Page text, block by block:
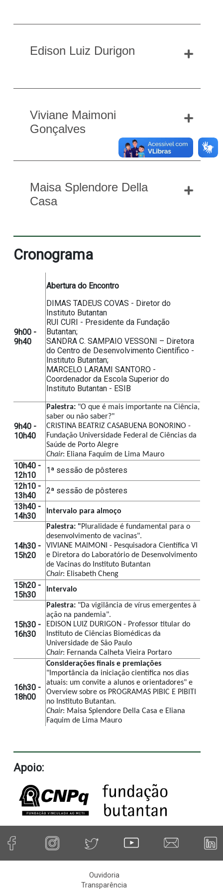
Edison Luiz Durigon
Viviane Maimoni
Gonçalves
Maisa Splendore Della
Casa
Cronograma
9h00 -
9h40
Abertura do Encontro
DIMAS TADEUS COVAS - Diretor do
Instituto Butantan
RUI CURI - Presidente da Fundação
Butantan;
SANDRA C. SAMPAIO VESSONI – Diretora
do Centro de Desenvolvimento Científico -
Instituto Butantan;
MARCELO LARAMI SANTORO -
Coordenador da Escola Superior do
Instituto Butantan - ESIB
9h40 -
10h40
Palestra: "O que é mais importante na Ciência,
saber ou não saber?"
Fundação Universidade Federal de Ciências da
Saúde de Porto Alegre
Chair: Eliana Faquim de Lima Mauro
10h40 -
12h10
1ª sessão de pôsteres
12h10 -
13h40
2ª sessão de pôsteres
13h40 -
14h30
Intervalo para almoço
14h30 -
15h20
Palestra: "Pluralidade é fundamental para o
desenvolvimento de vacinas".
VIVIANE MAIMONI - Pesquisadora Científica VI
e Diretora do Laboratório de Desenvolvimento
de Vacinas do Instituto Butantan
Chair: Elisabeth Cheng
15h20 -
15h30
Intervalo
15h30 -
16h30
Palestra: "Da vigilância de vírus emergentes à
ação na pandemia".
EDISON LUIZ DURIGON - Professor titular do
Instituto de Ciências Biomédicas da
Universidade de São Paulo
Chair: Fernanda Calheta Vieira Portaro
16h30 -
18h00
Considerações finais e premiações
"Importância da iniciação científica nos dias
Overview sobre os PROGRAMAS PIBIC E PIBITI
no Instituto Butantan.
Chair: Maisa Splendore Della Casa e Eliana
Faquim de Lima Mauro
Apoio:
Ouvidoria
Transparência